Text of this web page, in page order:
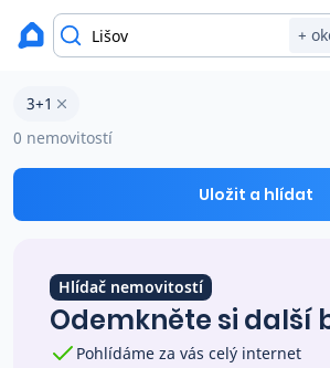
+
Prodat
Prodej s Reas.cz
Ceny prodaných
okres České Budějovice
Byty 3+1 na prodej Lišov
3+1
0 nemovitostí
Uložit a hlídat
Hlídač nemovitostí
Odemkněte si další
Pohlídáme za vás celý internet